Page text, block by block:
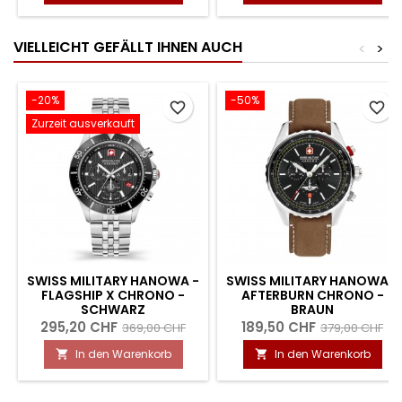
VIELLEICHT GEFÄLLT IHNEN AUCH >
<
-20%
Zurzeit ausverkauft
SWISS MILITARY HANOWA -
FLAGSHIP X CHRONO -
SCHWARZ
295,20 CHF 369,00 CHF
 In den Warenkorb
favorite_border -50%
SWISS MILITARY HANOWA -
AFTERBURN CHRONO -
BRAUN
189,50 CHF 379,00 CHF
 In den Warenkorb
favorite_border